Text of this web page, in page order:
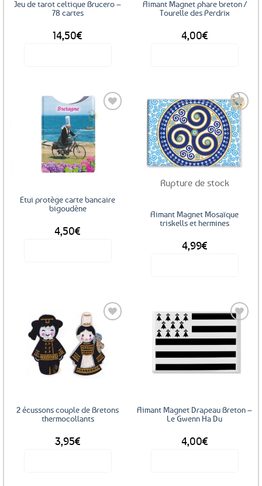
Jeu de tarot celtique Brucero –
78 cartes
14,50€
Aimant Magnet phare breton /
Tourelle des Perdrix
4,00€
Etui protège carte bancaire
bigoudène
4,50€
Ajouter
aux
favoris
Rupture de stock
Aimant Magnet Mosaïque
triskells et hermines
4,99€
Ajouter
aux
favoris
2 écussons couple de Bretons
thermocollants
3,95€
Ajouter
aux
favoris
Aimant Magnet Drapeau Breton –
Le Gwenn Ha Du
4,00€